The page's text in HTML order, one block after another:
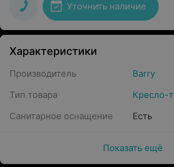
Уточнить наличие
Характеристики
Производитель
Barry
Тип товара
Кресло-
Санитарное оснащение
Есть
Показать ещё